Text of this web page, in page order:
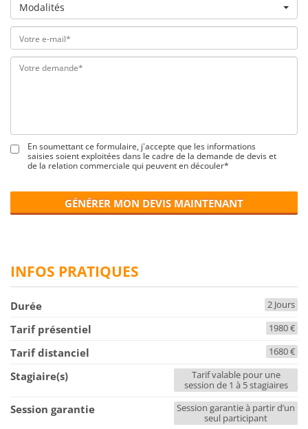
Modalités
En soumettant ce formulaire, j'accepte que les informations
saisies soient exploitées dans le cadre de la demande de devis et
de la relation commerciale qui peuvent en découler*
GÉNÉRER MON DEVIS MAINTENANT
INFOS PRATIQUES
Durée 2 Jours
Tarif présentiel 1980 €
Tarif distanciel 1680 €
Stagiaire(s)
Tarif valable pour une
session de 1 à 5 stagiaires
Session garantie
Session garantie à partir d’un
seul participant